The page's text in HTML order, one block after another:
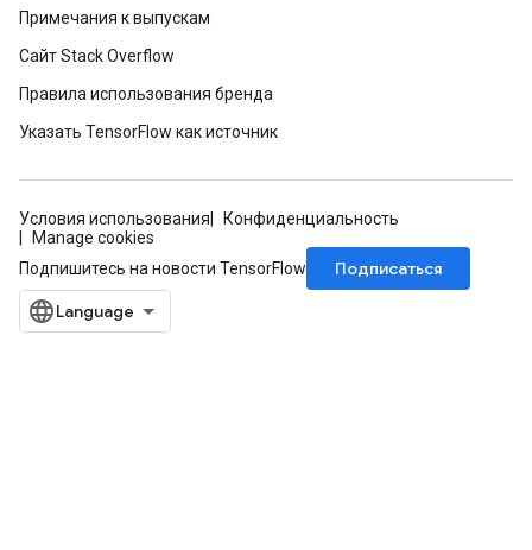
Примечания к выпускам
Сайт Stack Overflow
Правила использования бренда
Указать TensorFlow как источник
Условия использования
Конфиденциальность
Manage cookies
Подпишитесь на новости TensorFlow
Подписаться